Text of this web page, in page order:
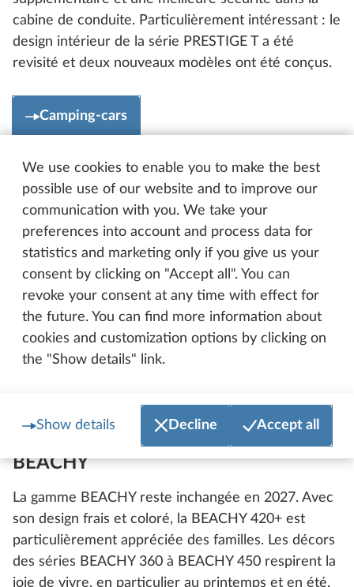
We use cookies to enable you to make the best
possible use of our website and to improve our
communication with you. We take your
preferences into account and process data for
statistics and marketing only if you give us your
consent by clicking on "Accept all". You can
revoke your consent at any time with effect for
the future. You can find more information about
cookies and customization options by clicking on
the "Show details" link.
Show details Decline Accept all
cabine de conduite. Particulièrement intéressant : le
design intérieur de la série PRESTIGE T a été
revisité et deux nouveaux modèles ont été conçus.
Camping-cars
BEACHY
La gamme BEACHY reste inchangée en 2027. Avec
son design frais et coloré, la BEACHY 420+ est
particulièrement appréciée des familles. Les décors
des séries BEACHY 360 à BEACHY 450 respirent la
joie de vivre, en particulier au printemps et en été.